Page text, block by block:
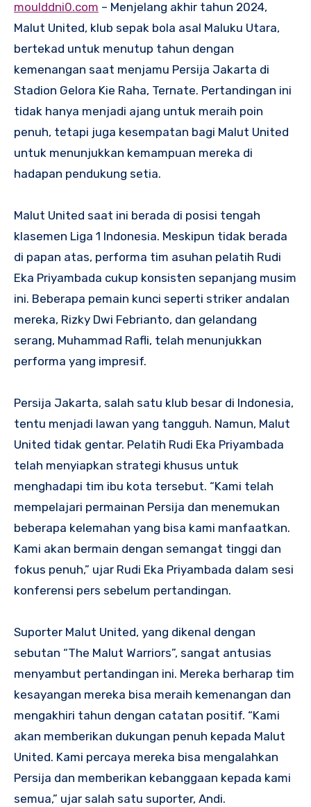
moulddni0.com – Menjelang akhir tahun 2024,
Malut United, klub sepak bola asal Maluku Utara,
bertekad untuk menutup tahun dengan
kemenangan saat menjamu Persija Jakarta di
Stadion Gelora Kie Raha, Ternate. Pertandingan ini
tidak hanya menjadi ajang untuk meraih poin
penuh, tetapi juga kesempatan bagi Malut United
untuk menunjukkan kemampuan mereka di
hadapan pendukung setia.
Malut United saat ini berada di posisi tengah
klasemen Liga 1 Indonesia. Meskipun tidak berada
di papan atas, performa tim asuhan pelatih Rudi
Eka Priyambada cukup konsisten sepanjang musim
ini. Beberapa pemain kunci seperti striker andalan
mereka, Rizky Dwi Febrianto, dan gelandang
serang, Muhammad Rafli, telah menunjukkan
performa yang impresif.
Persija Jakarta, salah satu klub besar di Indonesia,
tentu menjadi lawan yang tangguh. Namun, Malut
United tidak gentar. Pelatih Rudi Eka Priyambada
telah menyiapkan strategi khusus untuk
menghadapi tim ibu kota tersebut. “Kami telah
mempelajari permainan Persija dan menemukan
beberapa kelemahan yang bisa kami manfaatkan.
Kami akan bermain dengan semangat tinggi dan
fokus penuh,” ujar Rudi Eka Priyambada dalam sesi
konferensi pers sebelum pertandingan.
Suporter Malut United, yang dikenal dengan
sebutan “The Malut Warriors”, sangat antusias
menyambut pertandingan ini. Mereka berharap tim
kesayangan mereka bisa meraih kemenangan dan
mengakhiri tahun dengan catatan positif. “Kami
akan memberikan dukungan penuh kepada Malut
United. Kami percaya mereka bisa mengalahkan
Persija dan memberikan kebanggaan kepada kami
semua,” ujar salah satu suporter, Andi.